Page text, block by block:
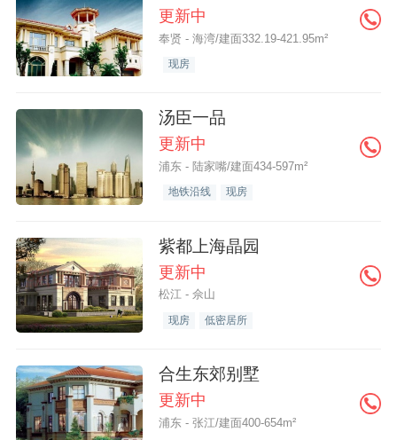
更新中
奉贤 - 海湾/建面332.19-421.95m²
现房
汤臣一品
更新中
浦东 - 陆家嘴/建面434-597m²
地铁沿线 现房
紫都上海晶园
更新中
松江 - 佘山
现房 低密居所
合生东郊别墅
更新中
浦东 - 张江/建面400-654m²